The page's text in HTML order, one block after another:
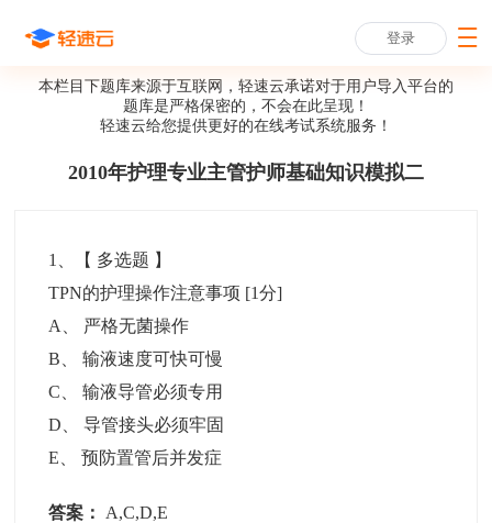
登录
本栏目下题库来源于互联网，轻速云承诺对于用户导入平台的
题库是严格保密的，不会在此呈现！
轻速云给您提供更好的在线考试系统服务！
2010年护理专业主管护师基础知识模拟二
1 、【 多选题 】
TPN的护理操作注意事项 [1分]
A
严格无菌操作
B 、输液速度可快可慢
C 、输液导管必须专用
D 、导管接头必须牢固
E 、预防置管后并发症
答案： A,C,D,E